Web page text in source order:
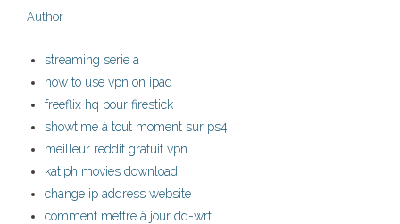
Author
streaming serie a
how to use vpn on ipad
freeflix hq pour firestick
showtime à tout moment sur ps4
meilleur reddit gratuit vpn
kat.ph movies download
change ip address website
comment mettre à jour dd-wrt